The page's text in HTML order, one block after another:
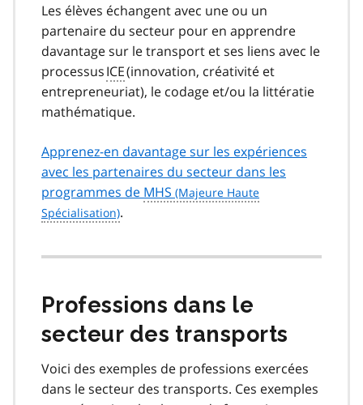
Les élèves échangent avec une ou un
partenaire du secteur pour en apprendre
davantage sur le transport et ses liens avec le
processusICE(innovation, créativité et
entrepreneuriat), le codage et/ou la littératie
mathématique.
Apprenez-en davantage sur les expériences
avec les partenaires du secteur dans les
programmes de MHS
.
Professions dans le
secteur des transports
Voici des exemples de professions exercées
dans le secteur des transports. Ces exemples